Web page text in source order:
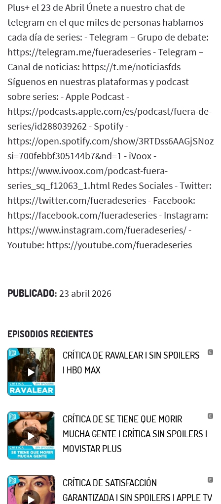
Plus+ el 23 de Abril Únete a nuestro chat de
telegram en el que miles de personas hablamos
cada día de series: - Telegram – Grupo de debate:
https://telegram.me/fueradeseries - Telegram –
Canal de noticias: https://t.me/noticiasfds
Síguenos en nuestras plataformas y podcast
sobre series: - Apple Podcast -
https://podcasts.apple.com/es/podcast/fuera-de-
series/id288039262 - Spotify -
https://open.spotify.com/show/
si=700febbf305144b7&nd=1 - iVoox -
https://www.ivoox.com/podcast-fuera-
series_sq_f12063_1.html Redes Sociales - Twitter:
https://twitter.com/fueradeseries - Facebook:
https://facebook.com/fueradeseries - Instagram:
https://www.instagram.com/fueradeseries/ -
Youtube: https://youtube.com/fueradeseries
PUBLICADO: 23 abril 2026
EPISODIOS RECIENTES
CRÍTICA DE RAVALEAR | SIN SPOILERS
| HBO MAX
CRÍTICA DE SE TIENE QUE MORIR
MUCHA GENTE | CRÍTICA SIN SPOILERS |
MOVISTAR PLUS
CRÍTICA DE SATISFACCIÓN
GARANTIZADA | SIN SPOILERS | APPLE TV